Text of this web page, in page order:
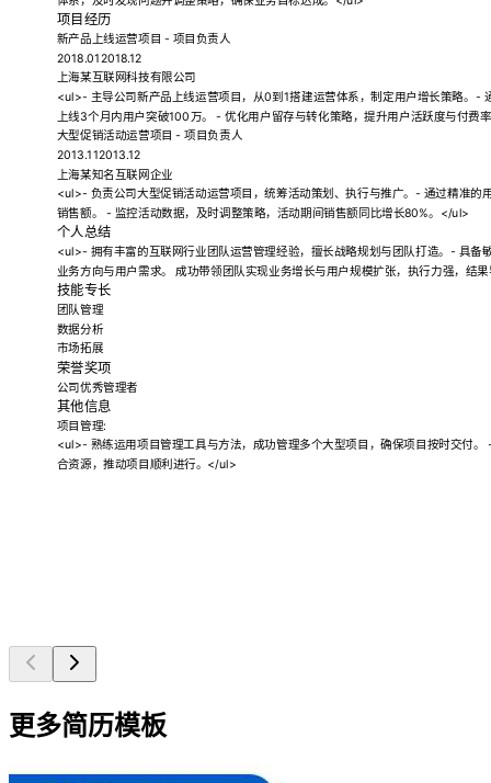
项目经历
新产品上线运营项目 - 项目负责人
2018.012018.12
上海某互联网科技有限公司
<ul>- 主导公司新产品上线运营项目，从0到1搭建运营体系，制定用户增长策略。-
上线3个月内用户突破100万。 - 优化用户留存与转化策略，提升用户活跃度与付费
大型促销活动运营项目 - 项目负责人
2013.112013.12
上海某知名互联网企业
<ul>- 负责公司大型促销活动运营项目，统筹活动策划、执行与推广。- 通过精准的
销售额。 - 监控活动数据，及时调整策略，活动期间销售额同比增长80%。</ul>
个人总结
<ul>- 拥有丰富的互联网行业团队运营管理经验，擅长战略规划与团队打造。- 具备
业务方向与用户需求。 成功带领团队实现业务增长与用户规模扩张，执行力强，结
技能专长
团队管理
数据分析
市场拓展
荣誉奖项
公司优秀管理者
其他信息
项目管理:
<ul>- 熟练运用项目管理工具与方法，成功管理多个大型项目，确保项目按时交付
合资源，推动项目顺利进行。</ul>
更多简历模板